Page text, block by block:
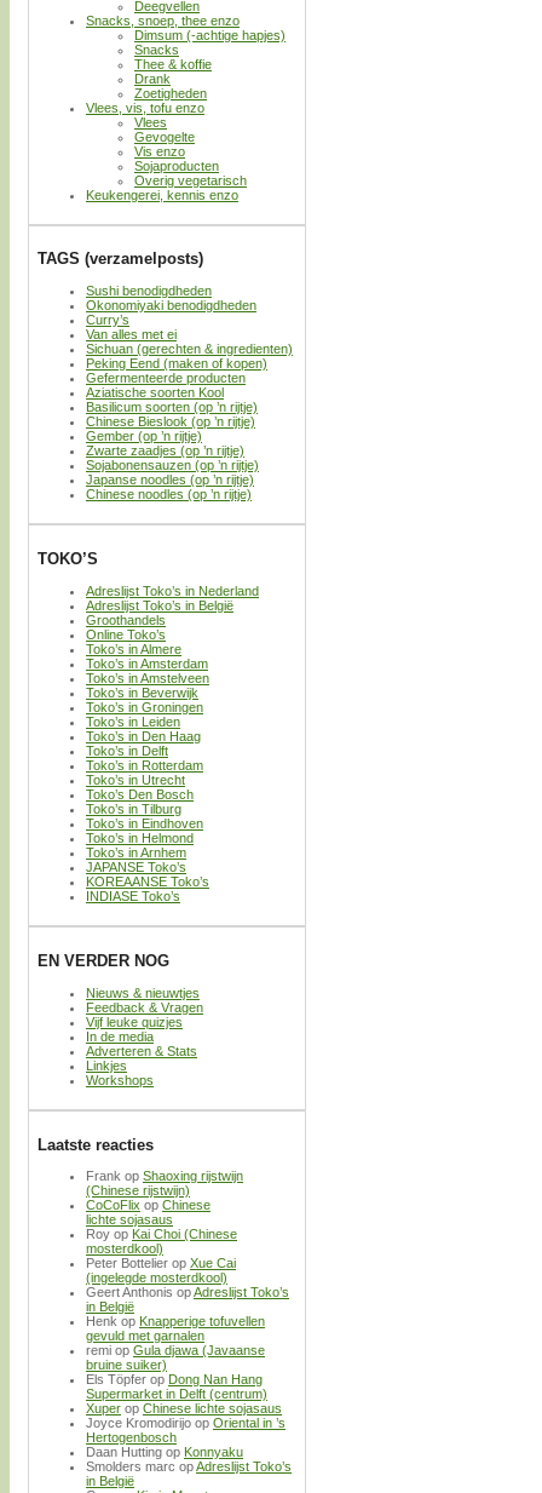
Deegvellen
Snacks, snoep, thee enzo
Dimsum (-achtige hapjes)
Snacks
Thee & koffie
Drank
Zoetigheden
Vlees, vis, tofu enzo
Vlees
Gevogelte
Vis enzo
Sojaproducten
Overig vegetarisch
Keukengerei, kennis enzo
TAGS (verzamelposts)
Sushi benodigdheden
Okonomiyaki benodigdheden
Curry’s
Van alles met ei
Sichuan (gerechten & ingredienten)
Peking Eend (maken of kopen)
Gefermenteerde producten
Aziatische soorten Kool
Basilicum soorten (op ’n rijtje)
Chinese Bieslook (op ’n rijtje)
Gember (op ’n rijtje)
Zwarte zaadjes (op ’n rijtje)
Sojabonensauzen (op ’n rijtje)
Japanse noodles (op ’n rijtje)
Chinese noodles (op ’n rijtje)
TOKO’S
Adreslijst Toko’s in Nederland
Adreslijst Toko’s in België
Groothandels
Online Toko’s
Toko’s in Almere
Toko’s in Amsterdam
Toko’s in Amstelveen
Toko’s in Beverwijk
Toko’s in Groningen
Toko’s in Leiden
Toko’s in Den Haag
Toko’s in Delft
Toko’s in Rotterdam
Toko’s in Utrecht
Toko’s Den Bosch
Toko’s in Tilburg
Toko’s in Eindhoven
Toko’s in Helmond
Toko’s in Arnhem
JAPANSE Toko’s
KOREAANSE Toko’s
INDIASE Toko’s
EN VERDER NOG
Nieuws & nieuwtjes
Feedback & Vragen
Vijf leuke quizjes
In de media
Adverteren & Stats
Linkjes
Workshops
Laatste reacties
Frank op Shaoxing rijstwijn
(Chinese rijstwijn)
CoCoFlix op Chinese
lichte sojasaus
Roy op Kai Choi (Chinese
mosterdkool)
Peter Bottelier op Xue Cai
(ingelegde mosterdkool)
Geert Anthonis opAdreslijst Toko’s
in België
Henk op Knapperige tofuvellen
gevuld met garnalen
remi op Gula djawa (Javaanse
bruine suiker)
Els Töpfer op Dong Nan Hang
Supermarket in Delft (centrum)
Xuper op Chinese lichte sojasaus
Joyce Kromodirijo op Oriental in ’s
Hertogenbosch
Daan Hutting op Konnyaku
Smolders marc opAdreslijst Toko’s
in België